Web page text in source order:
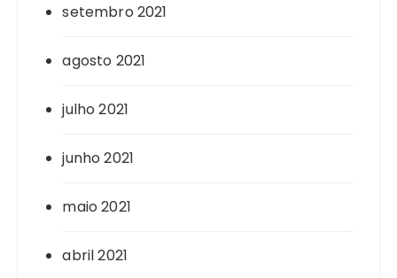
setembro 2021
agosto 2021
julho 2021
junho 2021
maio 2021
abril 2021